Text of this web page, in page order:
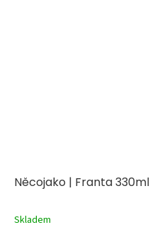
Něcojako | Franta 330ml
Skladem